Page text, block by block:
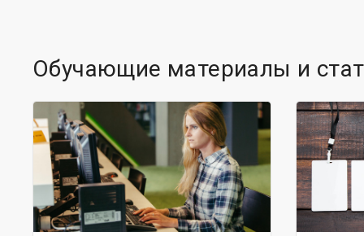
Обучающие материалы и